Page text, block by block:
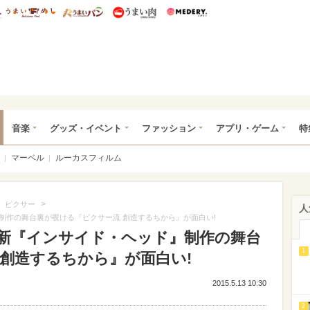
研 ディズニー特集
mimot. うまいめし うまいパン うまい肉
音楽 グッズ・イベント ファッション アプリ・ゲーム 特
マーベル ルーカスフィルム
ピクサー >
作の舞台裏が覗ける『ピクサー流 創造するちから』が面白い!
『インサイド・ヘッド』制作の舞台
造するちから』が面白い!
2015.5.13 10:30
1
2